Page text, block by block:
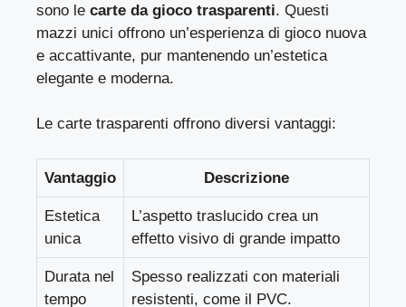
sono le carte da gioco trasparenti. Questi
mazzi unici offrono un’esperienza di gioco nuova
e accattivante, pur mantenendo un’estetica
elegante e moderna.
Le carte trasparenti offrono diversi vantaggi:
Vantaggio Descrizione
Estetica
unica
L’aspetto traslucido crea un
effetto visivo di grande impatto
Durata nel
tempo
Spesso realizzati con materiali
resistenti, come il PVC.